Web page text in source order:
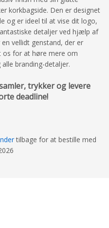
korkbagside. Den er designet
og er ideel til at vise dit logo,
detaljer ved hjælp af
vellidt genstand, der er
os for at høre mere om
branding-detaljer.
trykker og levere
deadline!
tilbage for at bestille med